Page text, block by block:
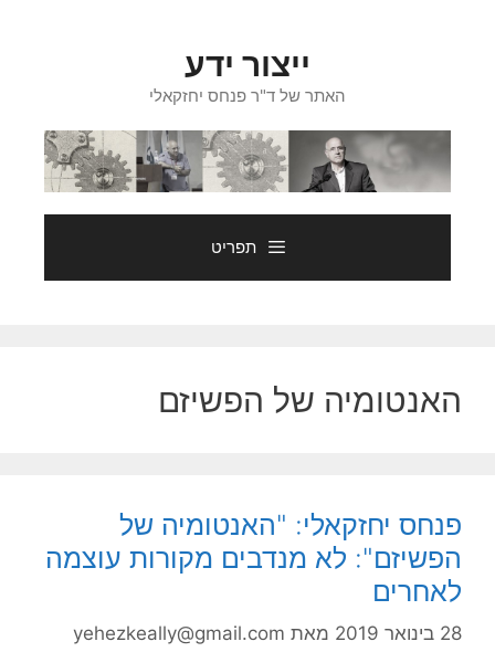
ייצור ידע
האתר של ד"ר פנחס יחזקאלי
תפריט
האנטומיה של הפשיזם
פנחס יחזקאלי: "האנטומיה של
הפשיזם": לא מנדבים מקורות עוצמה
לאחרים
28 בינואר 2019 מאת yehezkeally@gmail.com